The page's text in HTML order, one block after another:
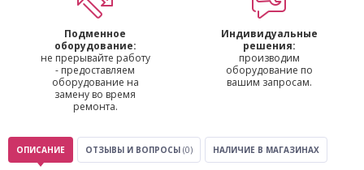
Подменное
оборудование:
не прерывайте работу
- предоставляем
оборудование на
замену во время
ремонта.
Индивидуальные
решения:
производим
оборудование по
вашим запросам.
ОПИСАНИЕ ОТЗЫВЫ И ВОПРОСЫ (0) НАЛИЧИЕ В МАГАЗИНАХ